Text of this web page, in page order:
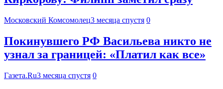
Московский Комсомолец3 месяца спустя 0
Покинувшего РФ Васильева никто не
узнал за границей: «Платил как все»
Газета.Ru3 месяца спустя 0